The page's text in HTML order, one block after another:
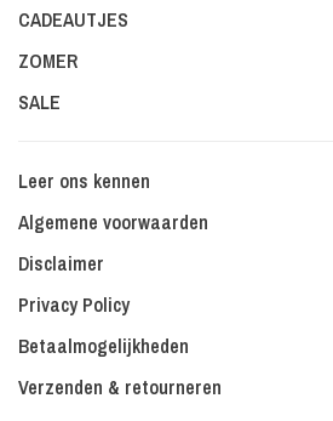
CADEAUTJES
ZOMER
SALE
Leer ons kennen
Algemene voorwaarden
Disclaimer
Privacy Policy
Betaalmogelijkheden
Verzenden & retourneren